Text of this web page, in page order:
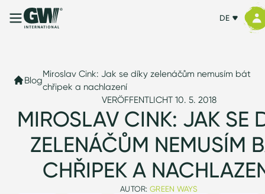
DE
Blog
Miroslav Cink: Jak se díky zelenáčům nemusím bát
chřipek a nachlazení
VERÖFFENTLICHT 10. 5. 2018
MIROSLAV CINK: JAK SE
ZELENÁČŮM NEMUSÍM
CHŘIPEK A
AUTOR:GREEN WAYS